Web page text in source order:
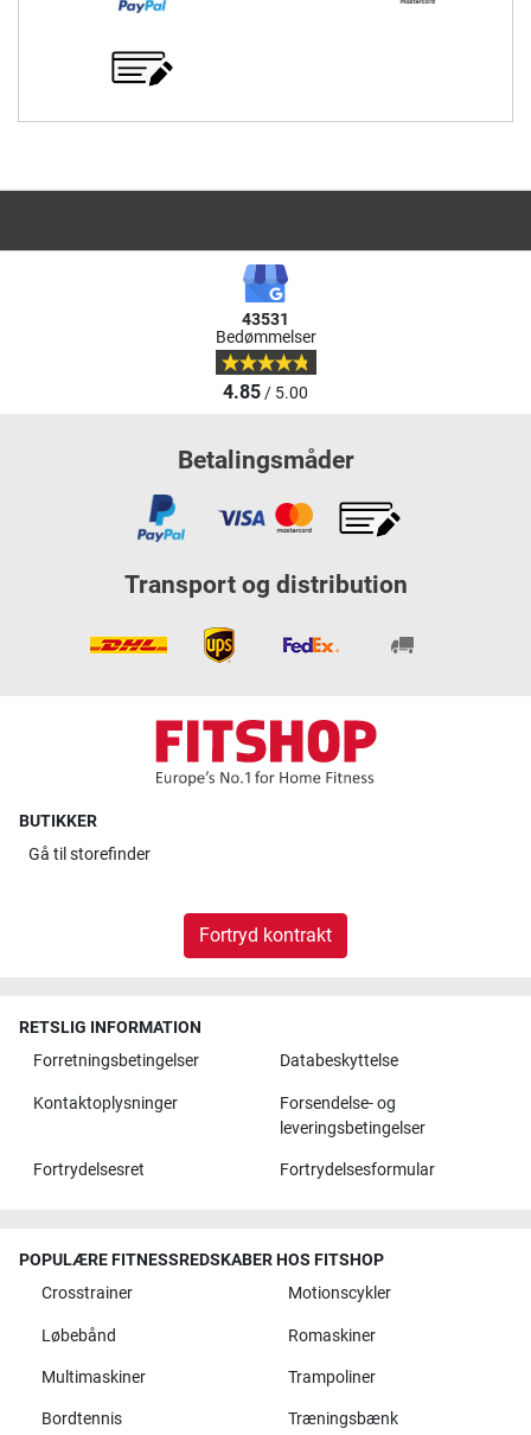
43531
Bedømmelser
4.85/ 5.00
Betalingsmåder
Transport og distribution
BUTIKKER
Gå til storefinder
Fortryd kontrakt
RETSLIG INFORMATION
Forretningsbetingelser
Databeskyttelse
Kontaktoplysninger
Forsendelse- og
leveringsbetingelser
Fortrydelsesret Fortrydelsesformular
POPULÆRE FITNESSREDSKABER HOS FITSHOP
Crosstrainer
Motionscykler
Løbebånd Romaskiner
Multimaskiner Trampoliner
Bordtennis Træningsbænk